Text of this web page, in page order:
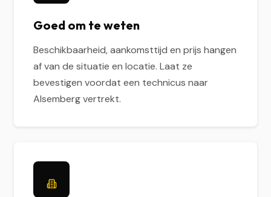
Goed om te weten
Beschikbaarheid, aankomsttijd en prijs hangen
af van de situatie en locatie. Laat ze
bevestigen voordat een technicus naar
Alsemberg vertrekt.